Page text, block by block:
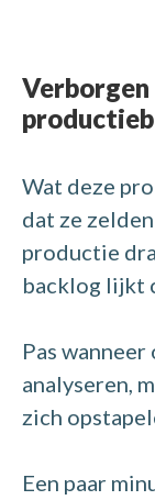
Verborgen
Wat deze
dat ze
productie
backlog lijkt
Pas
analyseren,
zich
Een paar